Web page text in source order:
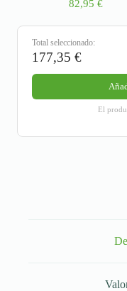
82,95 €
Total seleccionado:
177,35 €
El